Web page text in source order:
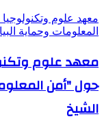
معهد علوم
المعلومات وحماية
معهد علوم
حول "أمن
الشيخ